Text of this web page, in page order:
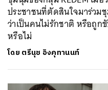
ประชาชนที่ตัดสินใจมาร่วม
ว่าเป็นคนไม่รักชาติ หรือถูก
หรือไม่
โดย ตรีนุช อิงคุทานนท์